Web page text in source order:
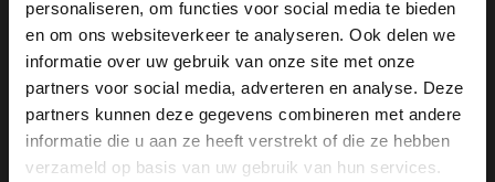
personaliseren, om functies voor social media te bieden
en om ons websiteverkeer te analyseren. Ook delen we
informatie over uw gebruik van onze site met onze
partners voor social media, adverteren en analyse. Deze
partners kunnen deze gegevens combineren met andere
informatie die u aan ze heeft verstrekt of die ze hebben
verzameld op basis van uw gebruik van hun services.
een platte hak van 2 cm. We adviseren als
verzorging en bescherming de
suède/nubuck spray in transparant.
×
View this website in English?
It looks like your language isn't Dutch. Would
you like to switch to English?